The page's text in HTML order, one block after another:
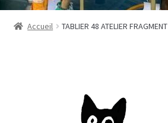
Boutique
Accueil TABLIER 48 ATELIER FRAGMENT